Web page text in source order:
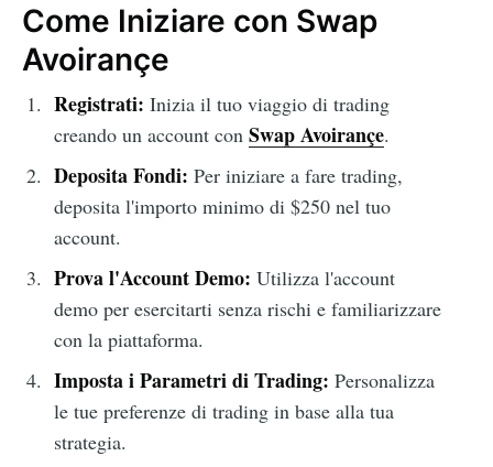
Come Iniziare con Swap
Avoirançe
Registrati: Inizia il tuo viaggio di trading
creando un account con Swap Avoirançe.
Deposita Fondi: Per iniziare a fare trading,
deposita l'importo minimo di $250 nel tuo
account.
Prova l'Account Demo: Utilizza l'account
demo per esercitarti senza rischi e familiarizzare
con la piattaforma.
Imposta i Parametri di Trading: Personalizza
le tue preferenze di trading in base alla tua
strategia.